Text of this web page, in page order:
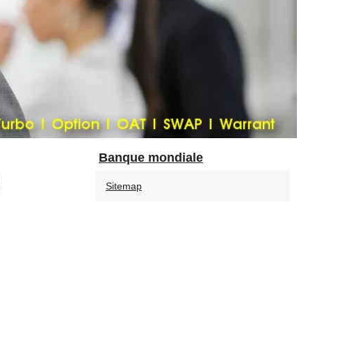
Banque mondiale
Sitemap